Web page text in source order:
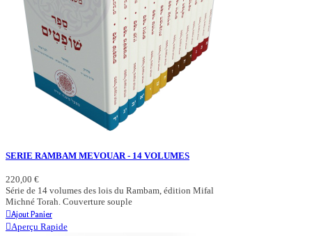
SERIE RAMBAM MEVOUAR - 14 VOLUMES
220,00 €
Série de 14 volumes des lois du Rambam, édition Mifal
Michné Torah. Couverture souple
Ajout Panier
Aperçu Rapide